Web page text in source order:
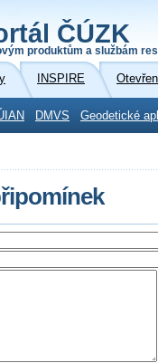
ČÚZK
produktům a službám
INSPIRE
DMVS Geodetické